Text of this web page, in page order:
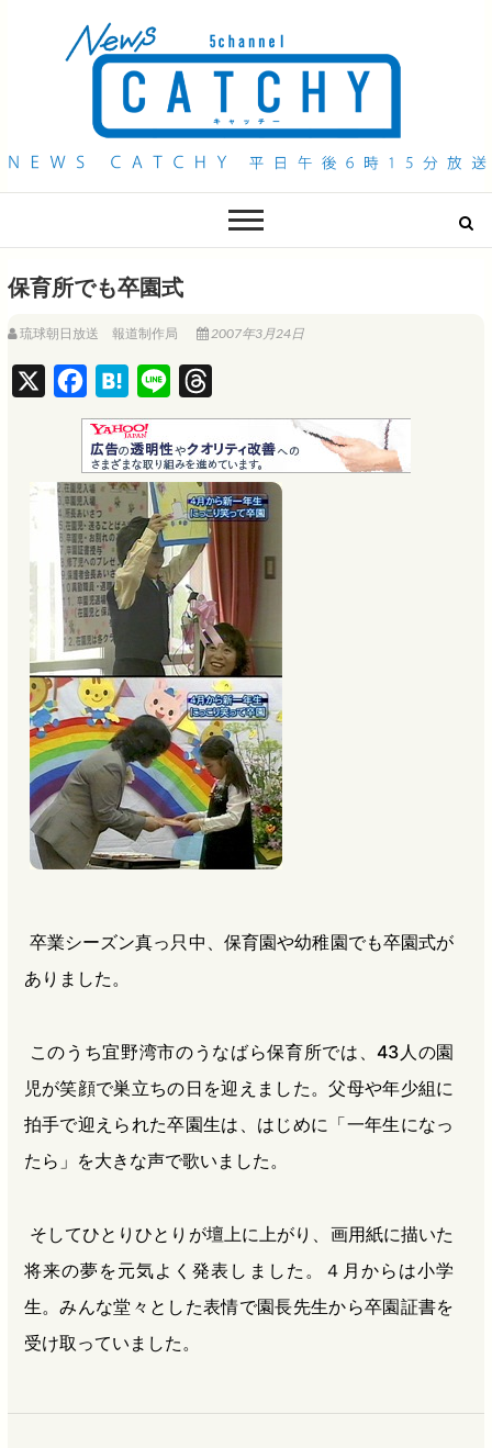
QAB NEWS Headline
保育所でも卒園式
琉球朝日放送 報道制作局 2007年3月24日
a
c
e
b
o
o
k
H
a
t
e
n
a
i
n
e
h
r
e
a
d
s
卒業シーズン真っ只中、保育園や幼稚園でも卒園式が
ありました。
このうち宜野湾市のうなばら保育所では、43人の園
児が笑顔で巣立ちの日を迎えました。父母や年少組に
拍手で迎えられた卒園生は、はじめに「一年生になっ
たら」を大きな声で歌いました。
そしてひとりひとりが壇上に上がり、画用紙に描いた
将来の夢を元気よく発表しました。４月からは小学
生。みんな堂々とした表情で園長先生から卒園証書を
受け取っていました。